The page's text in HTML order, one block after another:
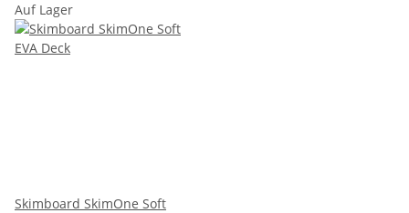
Auf Lager
Skimboard SkimOne Soft